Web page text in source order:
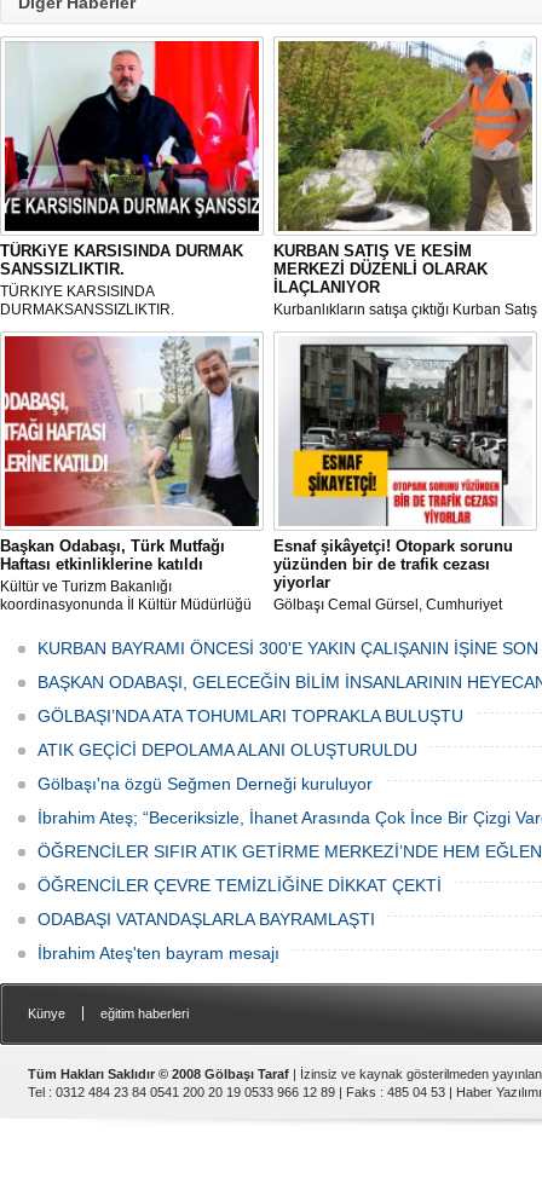
TÜRKiYE KARSISINDA DURMAK
SANSSIZLIKTIR.
TÜRKIYE KARSISINDA
DURMAKSANSSIZLIKTIR.
KURBAN SATIŞ VE KESİM
MERKEZİ DÜZENLİ OLARAK
İLAÇLANIYOR
Kurbanlıkların satışa çıktığı Kurban Satış
ve Kesim Merkezi, haşere ve
mikropların önüne geçilmesi amacıyla
her gün Gölbaşı Belediyesi ekipleri
tarafından düzenli olarak ilaçlanıyor.
Başkan Odabaşı, Türk Mutfağı
Haftası etkinliklerine katıldı
Kültür ve Turizm Bakanlığı
koordinasyonunda İl Kültür Müdürlüğü
Haftası" etkinlikleri Ankara'da devam
ediyor.
Esnaf şikâyetçi! Otopark sorunu
yüzünden bir de trafik cezası
yiyorlar
Gölbaşı Cemal Gürsel, Cumhuriyet
bulunan esnaf ve alışverişe gelen
vatandaşlar park cezaları yüzünden
canından bezdi.
KURBAN BAYRAMI ÖNCESİ 300'E YAKIN ÇALIŞANIN İŞİNE
BAŞKAN ODABAŞI, GELECEĞİN BİLİM İNSANLARININ
GÖLBAŞI’NDA ATA TOHUMLARI TOPRAKLA BULUŞTU
ATIK GEÇİCİ DEPOLAMA ALANI OLUŞTURULDU
Gölbaşı'na özgü Seğmen Derneği kuruluyor
İbrahim Ateş; “Beceriksizle, İhanet Arasında Çok İnce Bir Çizgi
ÖĞRENCİLER SIFIR ATIK GETİRME MERKEZİ’NDE HEM
ÖĞRENCİLER ÇEVRE TEMİZLİĞİNE DİKKAT ÇEKTİ
ODABAŞI VATANDAŞLARLA BAYRAMLAŞTI
İbrahim Ateş'ten bayram mesajı
Künye eğitim haberleri
Tüm Hakları Saklıdır © 2008 Gölbaşı Taraf | İzinsiz ve kaynak gösterilmeden
Tel : 0312 484 23 84 0541 200 20 19 0533 966 12 89 | Faks : 485 04 53 | Haber Yazılımı